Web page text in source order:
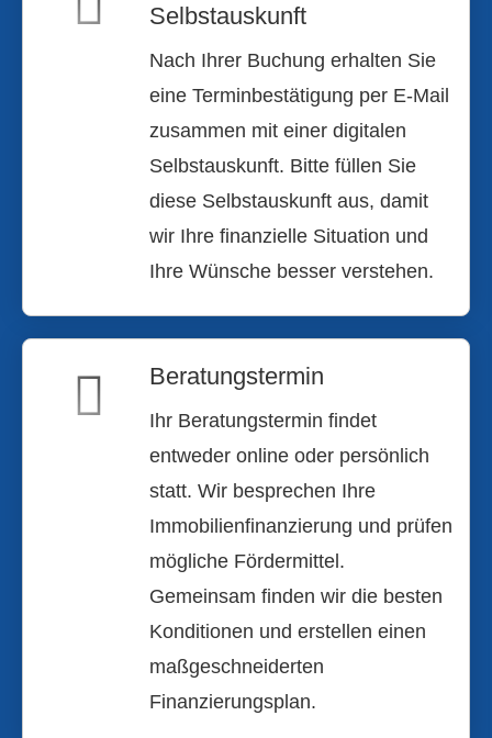
Selbstauskunft
Nach Ihrer Buchung erhalten Sie
eine Terminbestätigung per E-Mail
zusammen mit einer digitalen
Selbstauskunft. Bitte füllen Sie
diese Selbstauskunft aus, damit
wir Ihre finanzielle Situation und
Ihre Wünsche besser verstehen.
Beratungstermin
Ihr Beratungstermin findet
entweder online oder persönlich
statt. Wir besprechen Ihre
Immobilienfinanzierung und prüfen
mögliche Fördermittel.
Gemeinsam finden wir die besten
Konditionen und erstellen einen
maßgeschneiderten
Finanzierungsplan.